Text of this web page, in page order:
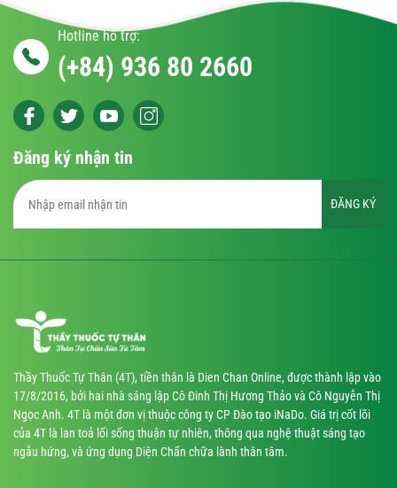
Hotline hỗ trợ:
(+84) 936 80 2660
Đăng ký nhận tin
ĐĂNG KÝ
Thầy Thuốc Tự Thân (4T), tiền thân là Dien Chan Online, được thành lập vào
17/8/2016, bởi hai nhà sáng lập Cô Đinh Thị Hương Thảo và Cô Nguyễn Thị
Ngọc Anh. 4T là một đơn vị thuộc công ty CP Đào tạo iNaDo. Giá trị cốt lõi
của 4T là lan toả lối sống thuận tự nhiên, thông qua nghệ thuật sáng tạo
ngẫu hứng, và ứng dụng Diện Chẩn chữa lành thân tâm.